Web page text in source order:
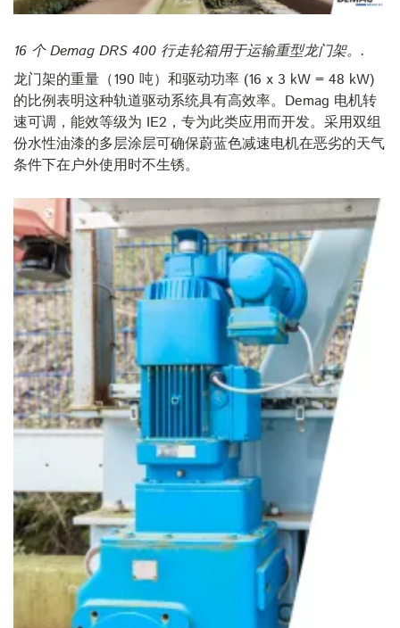
16 个 Demag DRS 400 行走轮箱用于运输重型龙门架。.
龙门架的重量（190 吨）和驱动功率 (16 x 3 kW = 48 kW)
的比例表明这种轨道驱动系统具有高效率。Demag 电机转
速可调，能效等级为 IE2，专为此类应用而开发。采用双组
份水性油漆的多层涂层可确保蔚蓝色减速电机在恶劣的天气
条件下在户外使用时不生锈。